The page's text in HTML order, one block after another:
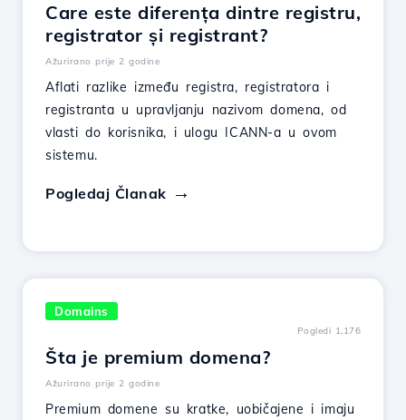
Care este diferența dintre registru,
registrator și registrant?
Ažurirano prije 2 godine
Aflati razlike između registra, registratora i
registranta u upravljanju nazivom domena, od
vlasti do korisnika, i ulogu ICANN-a u ovom
sistemu.
Pogledaj Članak
Domains
Pogledi 1,176
Šta je premium domena?
Ažurirano prije 2 godine
Premium domene su kratke, uobičajene i imaju